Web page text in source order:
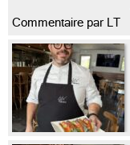
Commentaire par LT